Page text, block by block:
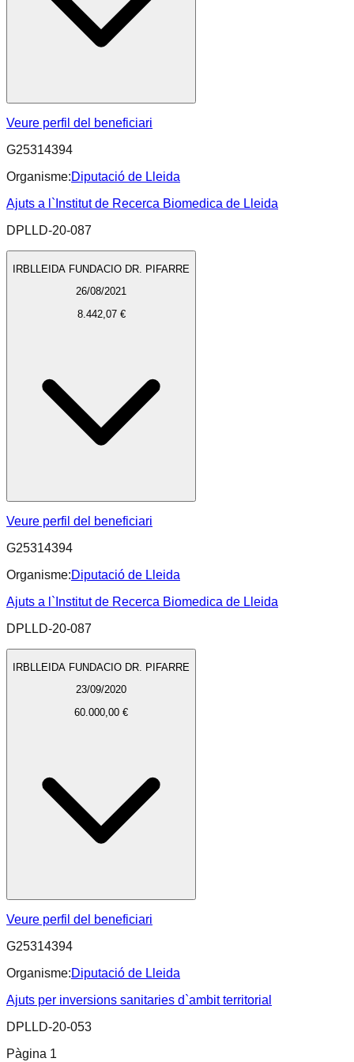
Veure perfil del beneficiari
G25314394
Organisme:Diputació de Lleida
Ajuts a l`Institut de Recerca Biomedica de Lleida
DPLLD-20-087
IRBLLEIDA FUNDACIO DR. PIFARRE
26/08/2021
8.442,07 €
Veure perfil del beneficiari
G25314394
Organisme:Diputació de Lleida
Ajuts a l`Institut de Recerca Biomedica de Lleida
DPLLD-20-087
IRBLLEIDA FUNDACIO DR. PIFARRE
23/09/2020
60.000,00 €
Veure perfil del beneficiari
G25314394
Organisme:Diputació de Lleida
Ajuts per inversions sanitaries d`ambit territorial
DPLLD-20-053
Pàgina 1